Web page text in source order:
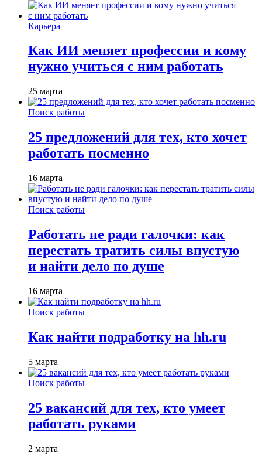
Карьера
Как ИИ меняет профессии и кому
нужно учиться с ним работать
25 марта
Поиск работы
25 предложений для тех, кто хочет
работать посменно
16 марта
Поиск работы
Работать не ради галочки: как
перестать тратить силы впустую
и найти дело по душе
16 марта
Поиск работы
Как найти подработку на hh.ru
5 марта
Поиск работы
25 вакансий для тех, кто умеет
работать руками
2 марта